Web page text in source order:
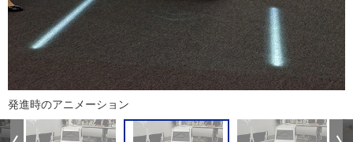
発進時のアニメーション